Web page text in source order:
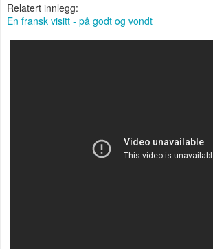
Relatert innlegg:
En fransk visitt - på godt og vondt